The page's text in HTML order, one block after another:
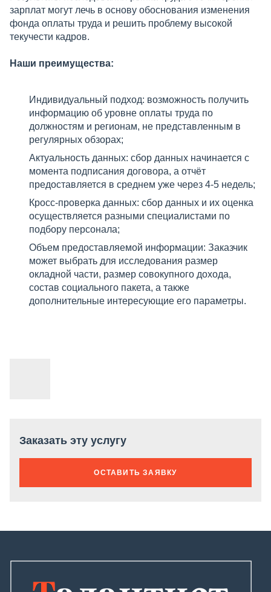
зарплат могут лечь в основу обоснования изменения
фонда оплаты труда и решить проблему высокой
текучести кадров.
Наши преимущества:
Индивидуальный подход: возможность получить
информацию об уровне оплаты труда по
должностям и регионам, не представленным в
регулярных обзорах;
Актуальность данных: сбор данных начинается с
момента подписания договора, а отчёт
предоставляется в среднем уже через 4-5 недель;
Кросс-проверка данных: сбор данных и их оценка
осуществляется разными специалистами по
подбору персонала;
Объем предоставляемой информации: Заказчик
может выбрать для исследования размер
окладной части, размер совокупного дохода,
состав социального пакета, а также
дополнительные интересующие его параметры.
Заказать эту услугу
ОСТАВИТЬ ЗАЯВКУ